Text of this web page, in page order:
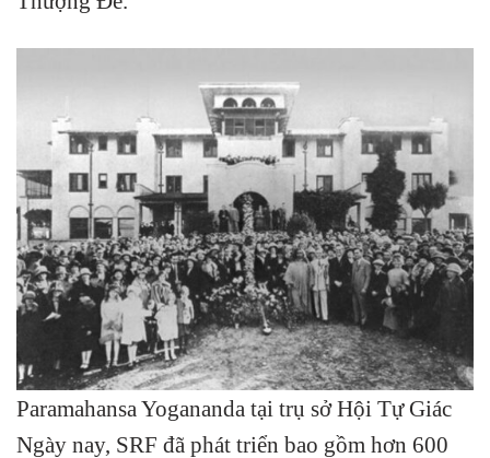
Paramahansa Yogananda tại trụ sở Hội Tự Giác
Ngày nay, SRF đã phát triển bao gồm hơn 600